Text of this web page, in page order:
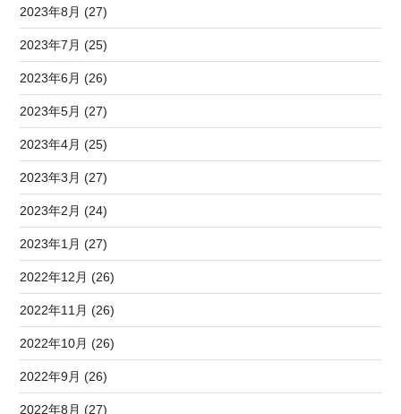
2023年8月 (27)
2023年7月 (25)
2023年6月 (26)
2023年5月 (27)
2023年4月 (25)
2023年3月 (27)
2023年2月 (24)
2023年1月 (27)
2022年12月 (26)
2022年11月 (26)
2022年10月 (26)
2022年9月 (26)
2022年8月 (27)